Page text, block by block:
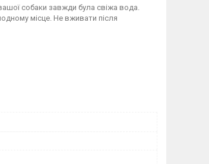
собаки завжди була свіжа вода.
місце. Не вживати після